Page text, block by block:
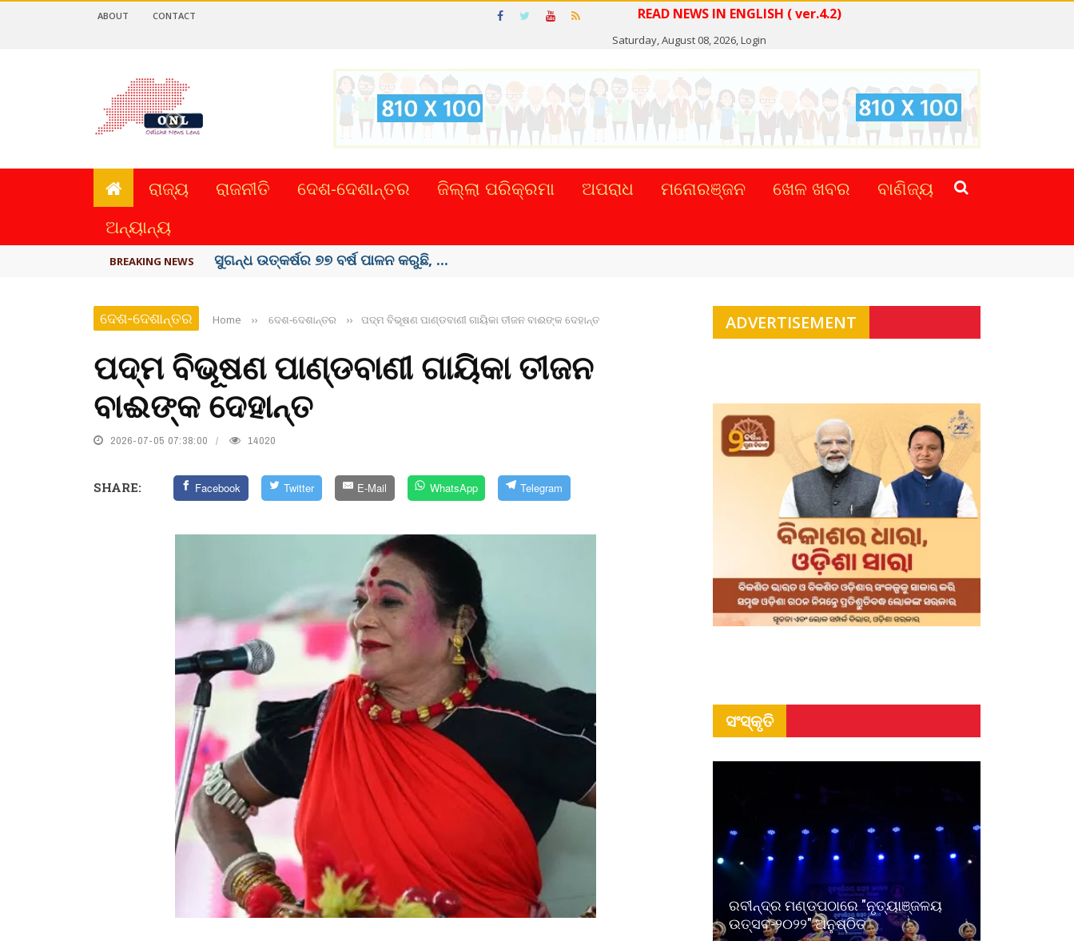
READ NEWS IN ENGLISH ( ver.4.2)
Saturday, August 08, 2026,Login
ABOUT CONTACT
ରାଜ୍ୟ ରାଜନୀତି ଦେଶ-ଦେଶାନ୍ତର ଜିଲ୍ଲା ପରିକ୍ରମା ଅପରାଧ ମନୋରଞ୍ଜନ ଖେଳ ଖବର
ବାଣିଜ୍ୟ
ଅନ୍ୟାନ୍ୟ
BREAKING NEWS ୟୁପିଆଇ ଓ ଅନ୍ୟାନ୍ୟ ଡିଜିଟାଲ୍ ନେଣଦେଣ ...
ଦେଶ-ଦେଶାନ୍ତର Home ›› ଦେଶ-ଦେଶାନ୍ତର ›› ପଦ୍ମ ବିଭୂଷଣ ପାଣ୍ଡବାଣୀ ଗାୟିକା ତୀଜନ ବାଈଙ୍କ ଦେହାନ୍ତ
ପଦ୍ମ ବିଭୂଷଣ ପାଣ୍ଡବାଣୀ ଗାୟିକା ତୀଜନ
ବାଈଙ୍କ ଦେହାନ୍ତ
2026-07-05 07:38:00 14020
SHARE: Facebook Twitter E-Mail WhatsApp Telegram
ADVERTISEMENT
ସଂସ୍କୃତି
ରବୀନ୍ଦ୍ର ମଣ୍ଡପଠାରେ "ନୃତ୍ୟାଞ୍ଜଳୟ
ଉତ୍ସବ-୨୦୨୨" ଅନୁଷ୍ଠିତ